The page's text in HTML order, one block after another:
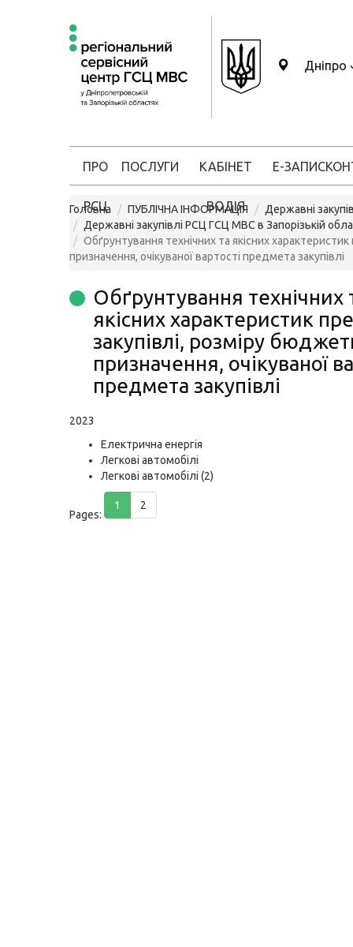
Дніпро
ПРО
РСЦ
ПОСЛУГИ КАБІНЕТ
ВОДІЯ
Е-ЗАПИС
Головна ПУБЛІЧНА ІНФОРМАЦІЯ
Державні
Державні закупівлі РСЦ ГСЦ МВС в Запорізькій
Обґрунтування технічних та якісних
призначення, очікуваної вартості предмета закупівлі
Обґрунтування технічних
якісних характеристик
закупівлі, розміру
призначення, очікуваної
предмета закупівлі
2023
Електрична енергія
Легкові автомобілі
Легкові автомобілі (2)
Pages:
1 2